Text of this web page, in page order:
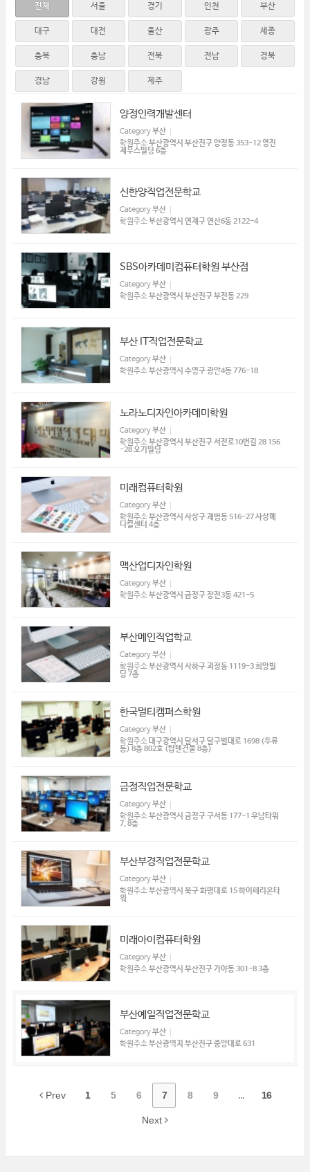
전체 서울 경기 인천 부산
대구 대전 울산 광주 세종
충북 충남 전북 전남 경북
경남 강원 제주
양정인력개발센터
Category부산
학원주소부산광역시 부산진구 양정동 353-12 영진
제우스빌딩 6층
신한양직업전문학교
Category부산
학원주소부산광역시 연제구 연산6동 2122-4
SBS아카데미컴퓨터학원 부산점
Category부산
학원주소부산광역시 부산진구 부전동 229
부산 IT직업전문학교
Category부산
학원주소부산광역시 수영구 광안4동 776-18
노라노디자인아카데미학원
Category부산
학원주소부산광역시 부산진구 서전로10번길 28 156
-28 오기빌딩
미래컴퓨터학원
Category부산
학원주소부산광역시 사상구 괘법동 516-27 사상메
디컬센터 4층
맥산업디자인학원
Category부산
학원주소부산광역시 금정구 장전3동 421-5
부산메인직업학교
Category부산
학원주소부산광역시 사하구 괴정동 1119-3 희망빌
딩 7층
한국멀티캠퍼스학원
Category부산
학원주소대구광역시 달서구 달구벌대로 1698 (두류
동) 8층 802호 (탑텐건물 8층)
금정직업전문학교
Category부산
학원주소부산광역시 금정구 구서동 177-1 우남타워
7, 8층
부산부경직업전문학교
Category부산
학원주소부산광역시 북구 화명대로 15 하이페리온타
워
미래아이컴퓨터학원
Category부산
학원주소부산광역시 부산진구 가야동 301-8 3층
부산예일직업전문학교
Category부산
학원주소부산광역지 부산진구 중앙대로 631
Prev 1 5 6 7 8 9 ... 16
Next